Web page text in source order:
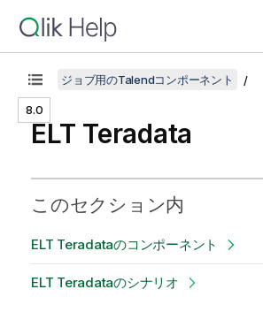
8.0
ジョブ用のTalendコンポーネント
ELT Teradata
このセクション内
ELT Teradataのコンポーネント
ELT Teradataのシナリオ